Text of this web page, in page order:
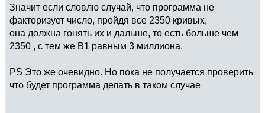
Значит если словлю случай, что программа не
факторизует число, пройдя все 2350 кривых,
она должна гонять их и дальше, то есть больше чем
2350 , с тем же B1 равным 3 миллиона.
PS Это же очевидно. Но пока не получается проверить
что будет программа делать в таком случае